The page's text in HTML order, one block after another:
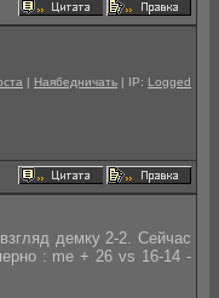
| Наябедничать | IP: Logged
демку 2-2. Сейчас
: me + 26 vs 16-14 -